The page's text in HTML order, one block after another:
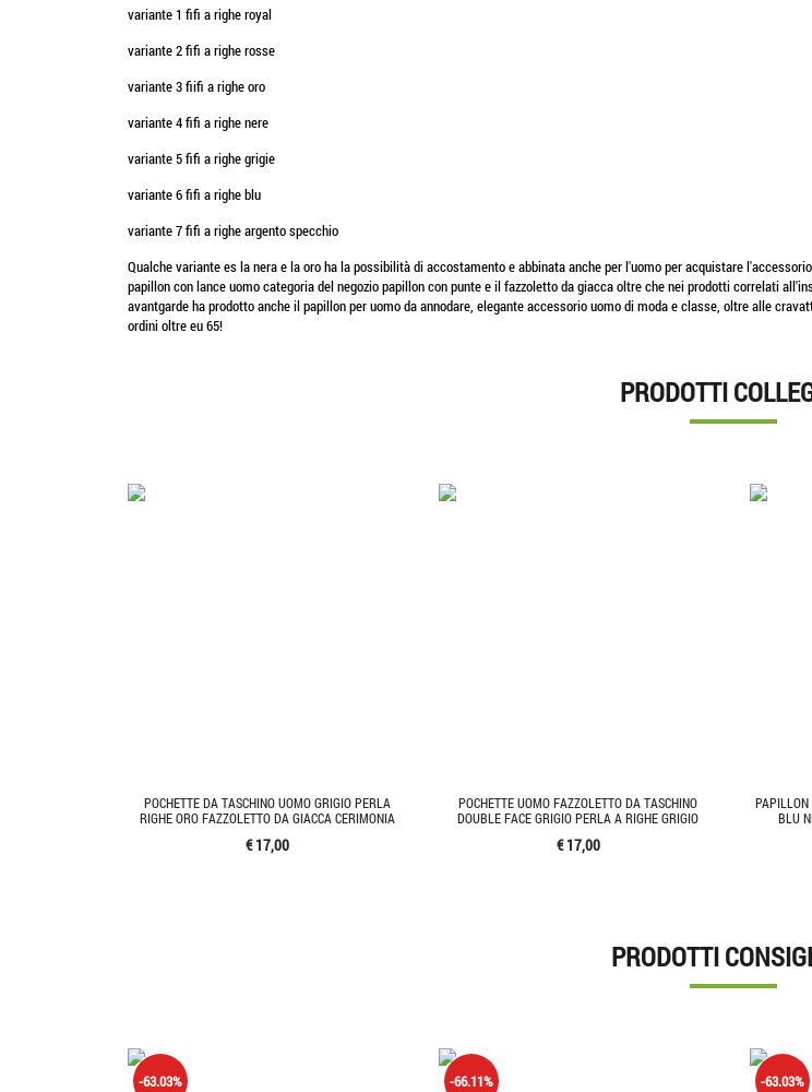
variante 1 fifi a righe royal
variante 2 fifi a righe rosse
variante 3 fiifi a righe oro
variante 4 fifi a righe nere
variante 5 fifi a righe grigie
variante 6 fifi a righe blu
variante 7 fifi a righe argento specchio
Qualche variante es la nera e la oro ha la possibilità di accostamento e abbinata anche per l'uomo per acquistare
papillon con lance uomo categoria del negozio papillon con punte e il fazzoletto da giacca oltre che nei prodotti correlati
avantgarde ha prodotto anche il papillon per uomo da annodare, elegante accessorio uomo di moda e classe, oltre alle
ordini oltre eu 65!
PRODOTTI
POCHETTE DA TASCHINO UOMO GRIGIO PERLA
RIGHE ORO FAZZOLETTO DA GIACCA CERIMONIA
€ 17,00
POCHETTE UOMO FAZZOLETTO DA TASCHINO
DOUBLE FACE GRIGIO PERLA A RIGHE GRIGIO
€ 17,00
PAPILLON
BLU
PRODOTTI
-63.03% -66.11% -63.03%